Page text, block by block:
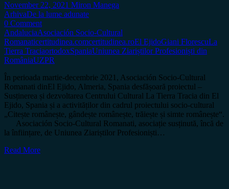
November 22, 2021 Miron Manega
ArhivaDe la lume adunate
0 Comment
AndaluciaAsociación Socio-Cultural
Romanaticertitudinea.comcertitudinea.roEl EjidoGiani FlorescuLa
Tierra TraciaortodoxSpaniaUniunea Ziariștilor Profesioniști din
RomâniaUZPR
În perioada martie-decembrie 2021, Asociación Socio-Cultural
Romanati dinEl Ejido, Almeria, Spania desfășoară proiectul –
Susținerea și dezvoltarea Centrului Cultural La Tierra Tracia din El
Ejido, Spania și a activităților din cadrul proiectului socio-cultural
„Citește românește, gândește românește, trăiește și simte românește“.
Asociación Socio-Cultural Romanati, asociație susținută, încă de
la înființare, de Uniunea Ziariștilor Profesioniști…
Read More